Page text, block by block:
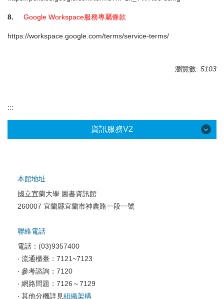
8. Google Workspace服務專屬條款
https://workspace.google.com/terms/service-terms/
瀏覽數: 5103
:::
資訊服務V2
校園網路服務
校園資訊安全
電腦教室相關
資訊服務申請
本館地址
國立宜蘭大學 圖書資訊館
260007 宜蘭縣宜蘭市神農路一段一號
聯絡電話
電話：(03)9357400
‧ 流通櫃臺：7121~7123
‧ 參考諮詢：7120
‧ 網路問題：7126～7129
‧ 其他分機詳見組織架構